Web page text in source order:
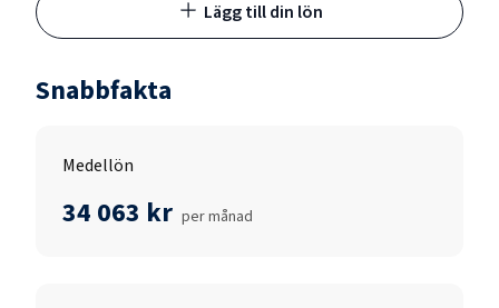
Lägg till din lön
Snabbfakta
Medellön
34 063 kr per månad